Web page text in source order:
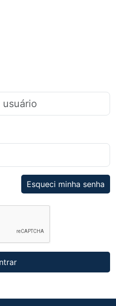
Esqueci minha senha